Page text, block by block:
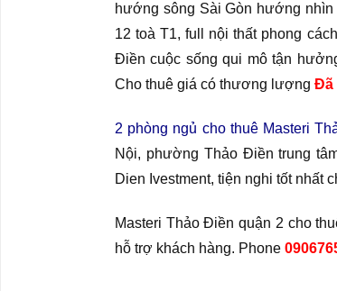
hướng sông Sài Gòn hướng nhìn
12 toà T1, full nội thất phong
Điền cuộc sống qui mô tận
Cho thuê giá có thương lượng Đã
2 phòng ngủ cho thuê Masteri
Nội, phường Thảo Điền trung
Dien Ivestment, tiện nghi tốt nhất
Masteri Thảo Điền quận 2 cho
hỗ trợ khách hàng. Phone